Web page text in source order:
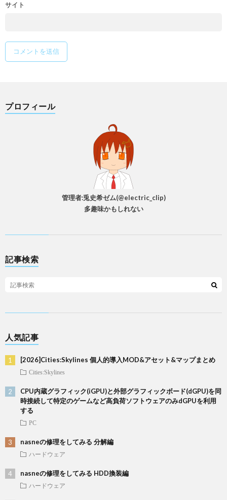
サイト
プロフィール
管理者:兎史希ゼム(@electric_clip)
多趣味かもしれない
記事検索
人気記事
[2026]Cities:Skylines 個人的導入MOD&アセット&マップまとめ
Cities:Skylines
CPU内蔵グラフィック(iGPU)と外部グラフィックボード(dGPU)を同
時接続して特定のゲームなど高負荷ソフトウェアのみdGPUを利用
する
PC
nasneの修理をしてみる 分解編
ハードウェア
nasneの修理をしてみる HDD換装編
ハードウェア